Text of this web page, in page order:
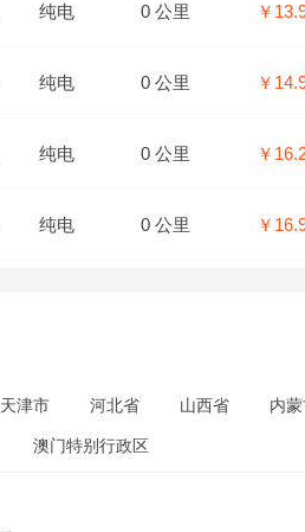
纯电 0 公里 ￥
纯电 0 公里 ￥
纯电 0 公里 ￥
纯电 0 公里 ￥
天津市 河北省 山西省 内
澳门特别行政区